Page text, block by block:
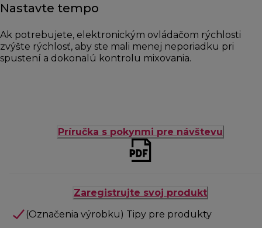
Nastavte tempo
Ak potrebujete, elektronickým ovládačom rýchlosti
zvýšte rýchlosť, aby ste mali menej neporiadku pri
spustení a dokonalú kontrolu mixovania.
Príručka s pokynmi pre návštevu
Zaregistrujte svoj produkt
(Označenia výrobku) Tipy pre produkty